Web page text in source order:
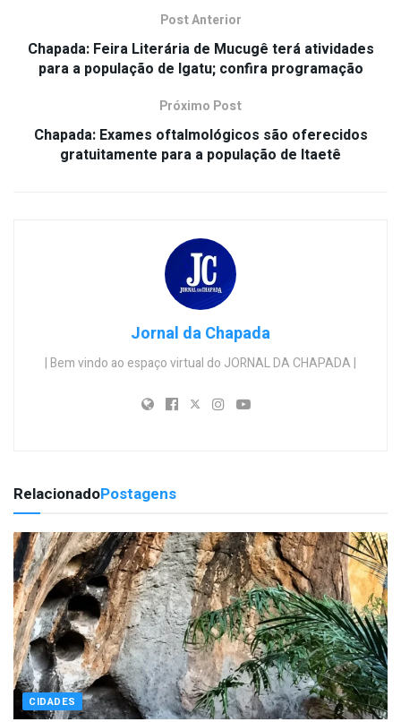
Post Anterior
Chapada: Feira Literária de Mucugê terá atividades
para a população de Igatu; confira programação
Próximo Post
Chapada: Exames oftalmológicos são oferecidos
gratuitamente para a população de Itaetê
Jornal da Chapada
| Bem vindo ao espaço virtual do JORNAL DA CHAPADA |
RelacionadoPostagens
CIDADES